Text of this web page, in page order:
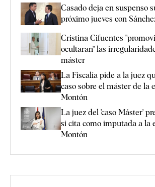
Casado deja en suspenso
próximo jueves con
Cristina Cifuentes
ocultaran" las
máster
La Fiscalía pide a la juez
caso sobre el máster de la
Montón
La juez del 'caso Máster'
si cita como imputada a la
Montón